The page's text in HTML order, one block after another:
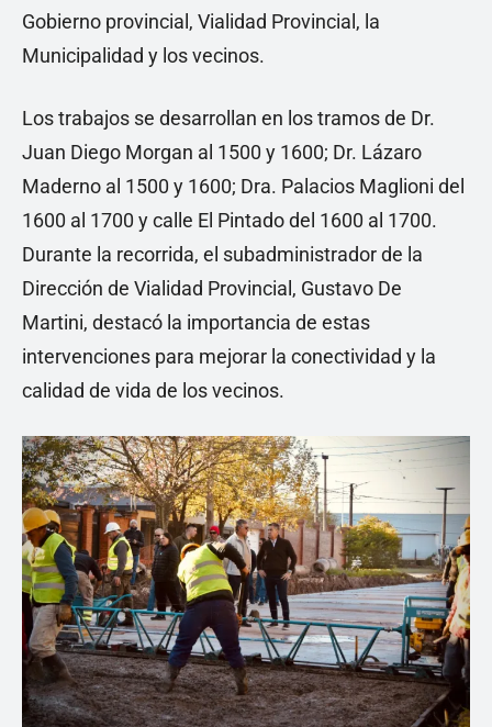
Gobierno provincial, Vialidad Provincial, la
Municipalidad y los vecinos.
Los trabajos se desarrollan en los tramos de Dr.
Juan Diego Morgan al 1500 y 1600; Dr. Lázaro
Maderno al 1500 y 1600; Dra. Palacios Maglioni del
1600 al 1700 y calle El Pintado del 1600 al 1700.
Durante la recorrida, el subadministrador de la
Dirección de Vialidad Provincial, Gustavo De
Martini, destacó la importancia de estas
intervenciones para mejorar la conectividad y la
calidad de vida de los vecinos.